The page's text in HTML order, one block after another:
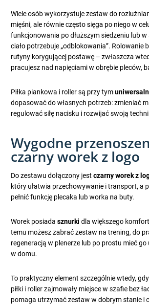
Wiele osób wykorzystuje zestaw do
mięśni, ale równie często sięga po niego w
funkcjonowania po dłuższym siedzeniu lub
ciało potrzebuje „odblokowania”. Rolowanie
rutyny korygującej postawę – zwłaszcza
pracujesz nad napięciami w obrębie pleców,
Piłka piankowa i roller są przy tym
dopasować do własnych potrzeb: zmieniać
regulować siłę nacisku i rozwijać swoją
Wygodne
czarny worek z logo
Do zestawu dołączony jestczarny worek z
który ułatwia przechowywanie i transport, a
pełnić funkcję plecaka lub worka na buty.
Worek posiadasznurki dla większego
temu możesz zabrać zestaw na trening, do
regeneracją w plenerze lub po prostu mieć
w domu.
To praktyczny element szczególnie wtedy,
piłki i roller zajmowały miejsce w szafie bez
pomaga utrzymać zestaw w dobrym stanie i